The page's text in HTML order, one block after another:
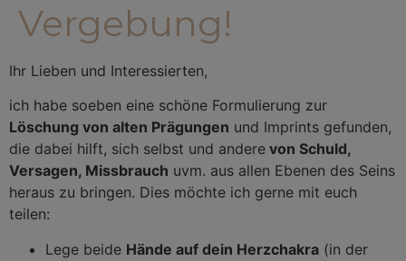
Vergebung!
Ihr Lieben und Interessierten,
ich habe soeben eine schöne Formulierung zur
Löschung von alten Prägungen und Imprints gefunden,
die dabei hilft, sich selbst und andere von Schuld,
Versagen, Missbrauch uvm. aus allen Ebenen des Seins
heraus zu bringen. Dies möchte ich gerne mit euch
teilen:
Lege beide Hände auf dein Herzchakra (in der